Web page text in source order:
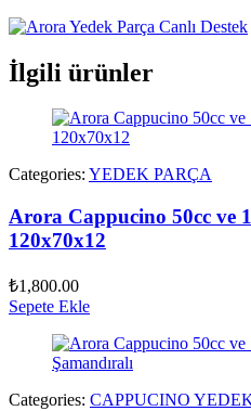
İlgili ürünler
Categories: YEDEK PARÇA
Arora Cappucino 50cc ve
120x70x12
₺1,800.00
Sepete Ekle
Categories: CAPPUCINO